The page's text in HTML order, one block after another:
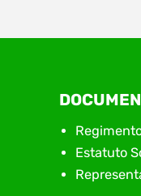
A 15ª FERSUL
do Itajaí
de 2026, no
Purnhagen, e
especial voltada
feira, o Espaço
Estatuto